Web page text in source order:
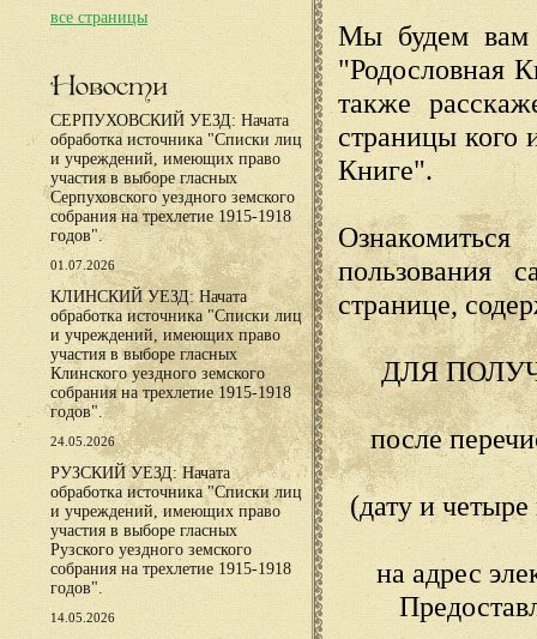
все страницы
Новости
СЕРПУХОВСКИЙ УЕЗД: Начата
обработка источника "Списки лиц
и учреждений, имеющих право
участия в выборе гласных
Серпуховского уездного земского
собрания на трехлетие 1915-1918
годов".
01.07.2026
КЛИНСКИЙ УЕЗД: Начата
обработка источника "Списки лиц
и учреждений, имеющих право
участия в выборе гласных
Клинского уездного земского
собрания на трехлетие 1915-1918
годов".
24.05.2026
РУЗСКИЙ УЕЗД: Начата
обработка источника "Списки лиц
и учреждений, имеющих право
участия в выборе гласных
Рузского уездного земского
собрания на трехлетие 1915-1918
годов".
14.05.2026
Мы будем вам
"Родословная
также
страницы кого
Книге".
пользования
странице,
ДЛЯ
после
(дату и
на адрес